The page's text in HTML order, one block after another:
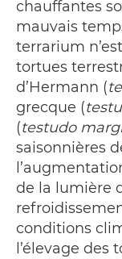
chauffantes
mauvais
terrarium
tortues
d’Hermann (
grecque (
(testudo
saisonnières
de la lumière
conditions
l’élevage